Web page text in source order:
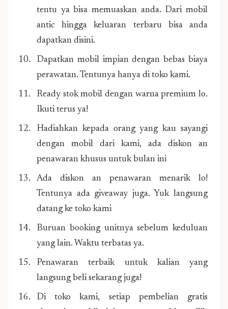
tentu ya bisa memuaskan anda. Dari mobil
antic hingga keluaran terbaru bisa anda
dapatkan disini.
Dapatkan mobil impian dengan bebas biaya
perawatan. Tentunya hanya di toko kami.
Ready stok mobil dengan warna premium lo.
Ikuti terus ya!
Hadiahkan kepada orang yang kau sayangi
dengan mobil dari kami, ada diskon an
penawaran khusus untuk bulan ini
Ada diskon an penawaran menarik lo!
Tentunya ada giveaway juga. Yuk langsung
datang ke toko kami
Buruan booking unitnya sebelum keduluan
yang lain. Waktu terbatas ya.
Penawaran terbaik untuk kalian yang
langsung beli sekarang juga!
Di toko kami, setiap pembelian gratis